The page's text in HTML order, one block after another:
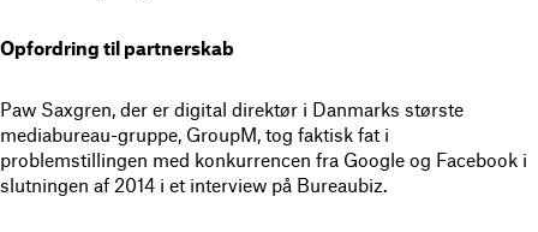
Opfordring til partnerskab
Paw Saxgren, der er digital direktør i Danmarks største
mediabureau-gruppe, GroupM, tog faktisk fat i
problemstillingen med konkurrencen fra Google og Facebook i
slutningen af 2014 i et interview på Bureaubiz.